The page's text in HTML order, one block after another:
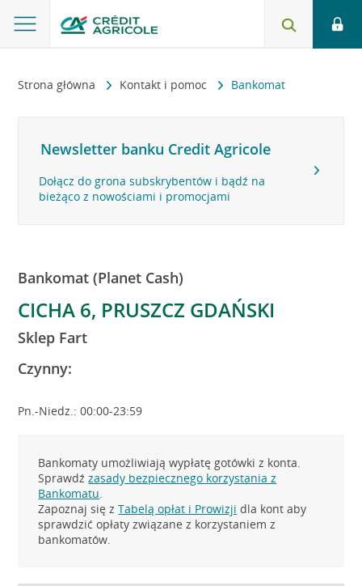
Strona główna Kontakt i pomoc Bankomat
Newsletter banku Credit Agricole
Dołącz do grona subskrybentów i bądź na
bieżąco z nowościami i promocjami
Bankomat (Planet Cash)
CICHA 6, PRUSZCZ GDAŃSKI
Sklep Fart
Czynny:
Pn.-Niedz.: 00:00-23:59
Bankomaty umożliwiają wypłatę gotówki z konta.
Sprawdźzasady bezpiecznego korzystania z
Bankomatu.
Zapoznaj się zTabelą opłat i Prowizji dla kont aby
sprawdzić opłaty związane z korzystaniem z
bankomatów.